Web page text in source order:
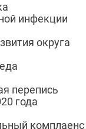
инфекции
округа
перепись
года
комплаенс